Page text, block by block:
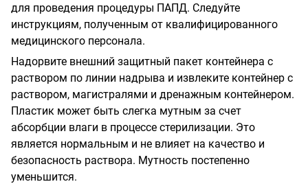
для проведения процедуры ПАПД. Следуйте
инструкциям, полученным от квалифицированного
медицинского персонала.
Надорвите внешний защитный пакет контейнера с
раствором по линии надрыва и извлеките контейнер с
раствором, магистралями и дренажным контейнером.
Пластик может быть слегка мутным за счет
абсорбции влаги в процессе стерилизации. Это
является нормальным и не влияет на качество и
безопасность раствора. Мутность постепенно
уменьшится.